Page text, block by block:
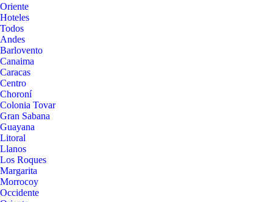
Oriente
Hoteles
Todos
Andes
Barlovento
Canaima
Caracas
Centro
Choroní
Colonia Tovar
Gran Sabana
Guayana
Litoral
Llanos
Los Roques
Margarita
Morrocoy
Occidente